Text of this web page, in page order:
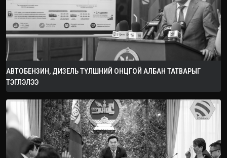
АВТОБЕНЗИН, ДИЗЕЛЬ ТҮЛШНИЙ ОНЦГОЙ АЛБАН ТАТВАРЫГ
ТЭГЛЭЛЭЭ